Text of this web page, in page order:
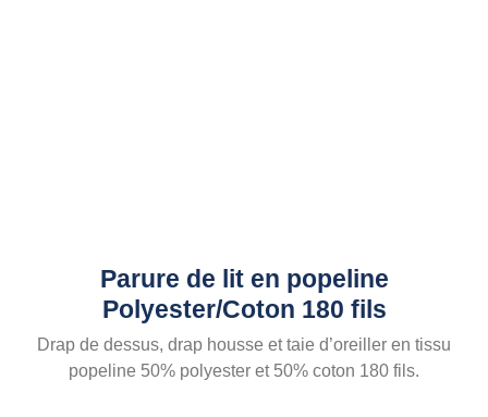
Parure de lit en popeline
Polyester/Coton 180 fils
Drap de dessus, drap housse et taie d’oreiller en tissu
popeline 50% polyester et 50% coton 180 fils.